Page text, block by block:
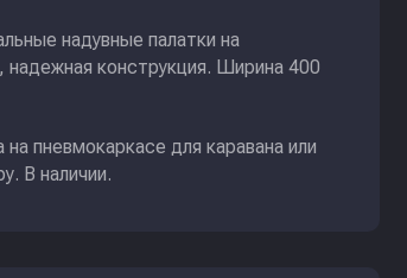
надувные палатки на
конструкция. Ширина 400
пневмокаркасе для каравана или
В наличии.